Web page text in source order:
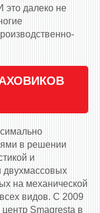
это далеко не
в решении
и
двухмассовых
на механической
видов. С 2009
центр Smagresta в